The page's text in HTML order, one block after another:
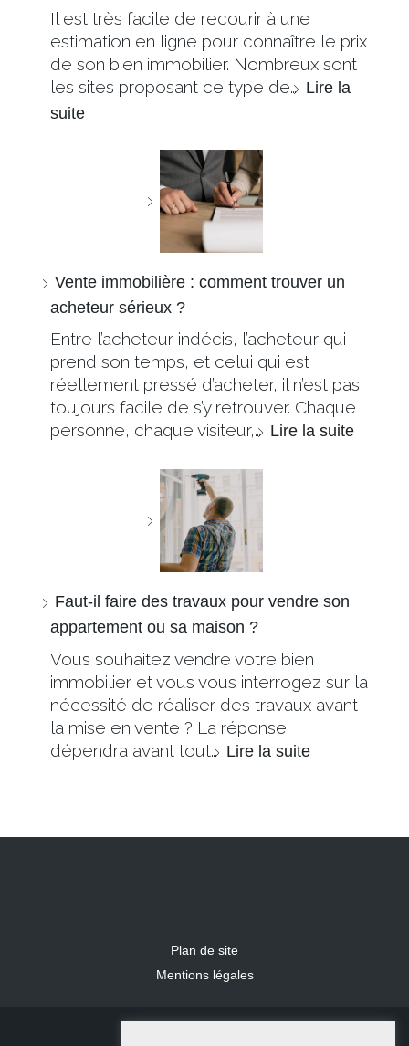
Il est très facile de recourir à une
estimation en ligne pour connaître le prix
de son bien immobilier. Nombreux sont
les sites proposant ce type de… Lire la
suite
Vente immobilière : comment trouver un
acheteur sérieux ?
Entre l’acheteur indécis, l’acheteur qui
prend son temps, et celui qui est
réellement pressé d’acheter, il n’est pas
toujours facile de s’y retrouver. Chaque
personne, chaque visiteur,… Lire la suite
Faut-il faire des travaux pour vendre son
appartement ou sa maison ?
Vous souhaitez vendre votre bien
immobilier et vous vous interrogez sur la
nécessité de réaliser des travaux avant
la mise en vente ? La réponse
dépendra avant tout… Lire la suite
Plan de site
Mentions légales